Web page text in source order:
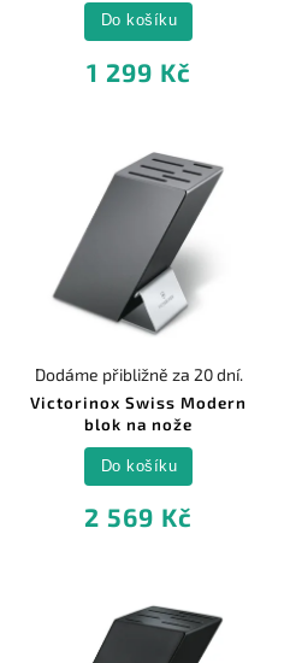
1 299 Kč
Do košíku
Victorinox Swiss Modern
blok na nože
Dodáme přibližně za 20 dní.
2 569 Kč
Do košíku